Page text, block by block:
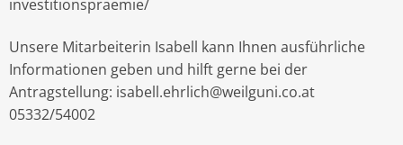
investitionspraemie/
Unsere Mitarbeiterin Isabell kann Ihnen ausführliche
Informationen geben und hilft gerne bei der
Antragstellung: isabell.ehrlich@weilguni.co.at
05332/54002